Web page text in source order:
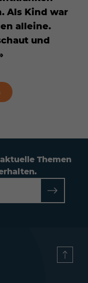
Als Kind war
alleine.
und
Themen